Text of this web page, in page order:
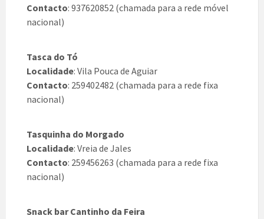
Contacto: 937620852 (chamada para a rede móvel
nacional)
Tasca do Tó
Localidade: Vila Pouca de Aguiar
Contacto: 259402482 (chamada para a rede fixa
nacional)
Tasquinha do Morgado
Localidade: Vreia de Jales
Contacto: 259456263 (chamada para a rede fixa
nacional)
Snack bar Cantinho da Feira